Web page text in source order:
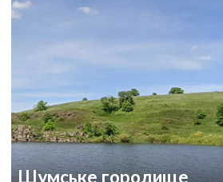
Шумське городище